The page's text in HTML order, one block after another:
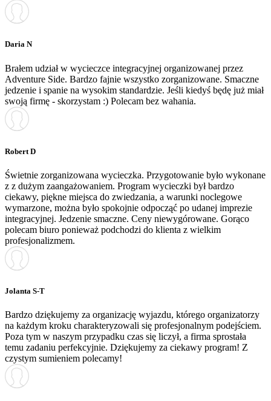
Daria N
Brałem udział w wycieczce integracyjnej organizowanej przez
Adventure Side. Bardzo fajnie wszystko zorganizowane. Smaczne
jedzenie i spanie na wysokim standardzie. Jeśli kiedyś będę już miał
swoją firmę - skorzystam :) Polecam bez wahania.
Robert D
Świetnie zorganizowana wycieczka. Przygotowanie było wykonane
z z dużym zaangażowaniem. Program wycieczki był bardzo
ciekawy, piękne miejsca do zwiedzania, a warunki noclegowe
wymarzone, można było spokojnie odpocząć po udanej imprezie
integracyjnej. Jedzenie smaczne. Ceny niewygórowane. Gorąco
polecam biuro ponieważ podchodzi do klienta z wielkim
profesjonalizmem.
Jolanta S-T
Bardzo dziękujemy za organizację wyjazdu, którego organizatorzy
na każdym kroku charakteryzowali się profesjonalnym podejściem.
Poza tym w naszym przypadku czas się liczył, a firma sprostała
temu zadaniu perfekcyjnie. Dziękujemy za ciekawy program! Z
czystym sumieniem polecamy!